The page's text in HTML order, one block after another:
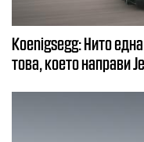
Koenigsegg: Нито
това, което направи